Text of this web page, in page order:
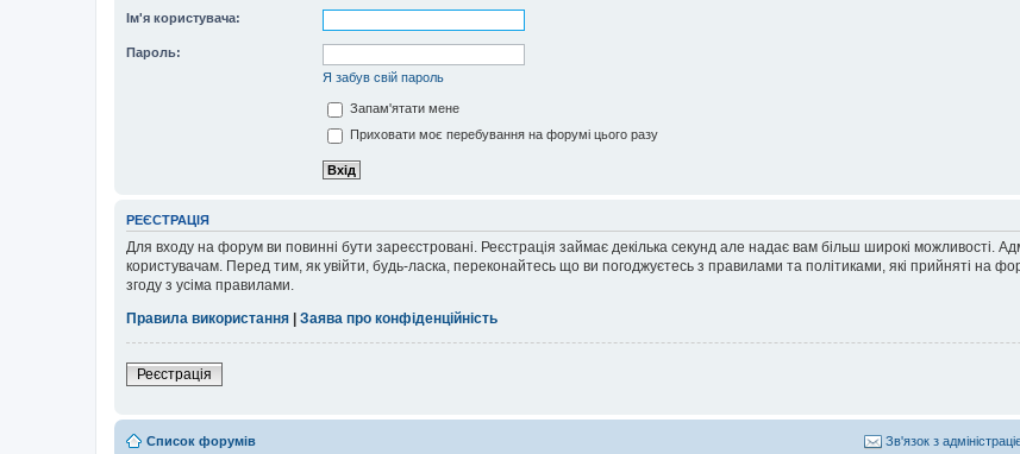
Ім'я користувача:
Пароль:
Я забув свій пароль
Запам'ятати мене
Приховати моє перебування на форумі цього разу
РЕЄСТРАЦІЯ
Для входу на форум ви повинні бути зареєстровані. Реєстрація займає декілька секунд але надає вам більш широкі можливості.
користувачам. Перед тим, як увійти, будь-ласка, переконайтесь що ви погоджуєтесь з правилами та політиками, які прийняті
згоду з усіма правилами.
Правила використання
Заява про конфіденційність
Реєстрація
Список форумів Зв'язок з